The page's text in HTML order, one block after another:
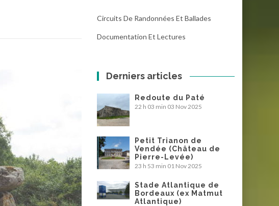
Circuits De Randonnées Et Ballades
Documentation Et Lectures
Derniers articles
Redoute du Paté
22 h 03 min 03 Nov 2025
Petit Trianon de
Vendée (Château de
Pierre-Levée)
23 h 53 min 01 Nov 2025
Stade Atlantique de
Bordeaux (ex Matmut
Atlantique)